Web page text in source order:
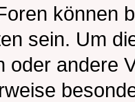
können
sein. Um
oder andere